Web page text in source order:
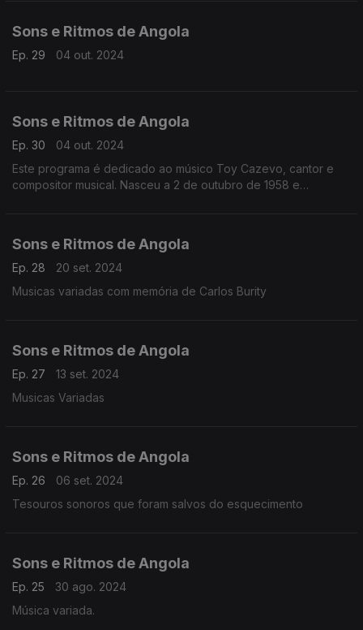
Sons e Ritmos de Angola
Ep. 29 04 out. 2024
Sons e Ritmos de Angola
Ep. 30
04 out. 2024
Este programa é dedicado ao músico Toy Cazevo, cantor e
compositor musical. Nasceu a 2 de outubro de 1958 e
Sons e Ritmos de Angola
Ep. 28
20 set. 2024
Musicas variadas com memória de Carlos Burity
Sons e Ritmos de Angola
Ep. 27
13 set. 2024
Musicas Variadas
Sons e Ritmos de Angola
Ep. 26
06 set. 2024
Tesouros sonoros que foram salvos do esquecimento
Sons e Ritmos de Angola
Ep. 25
30 ago. 2024
Música variada.